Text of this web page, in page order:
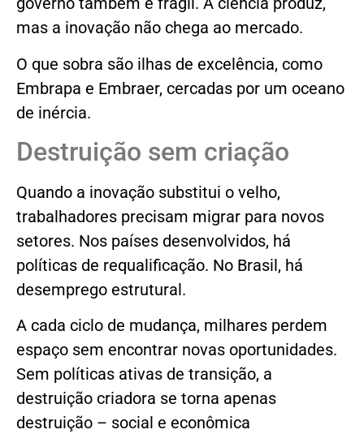
mas a inovação não chega ao mercado.
O que sobra são ilhas de excelência, como
Embrapa e Embraer, cercadas por um oceano
de inércia.
Destruição sem criação
Quando a inovação substitui o velho,
trabalhadores precisam migrar para novos
setores. Nos países desenvolvidos, há
políticas de requalificação. No Brasil, há
desemprego estrutural.
A cada ciclo de mudança, milhares perdem
espaço sem encontrar novas oportunidades.
Sem políticas ativas de transição, a
destruição criadora se torna apenas
destruição – social e econômica